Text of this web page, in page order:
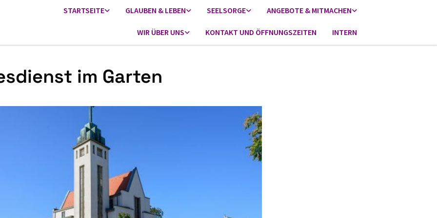
STARTSEITE GLAUBEN & LEBEN SEELSORGE ANGEBOTE & MITMACHEN
WIR ÜBER UNS KONTAKT UND ÖFFNUNGSZEITEN INTERN
im Garten